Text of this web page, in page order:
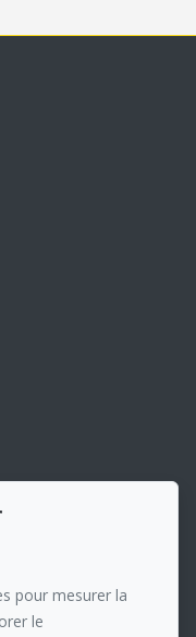
pour mesurer la
le